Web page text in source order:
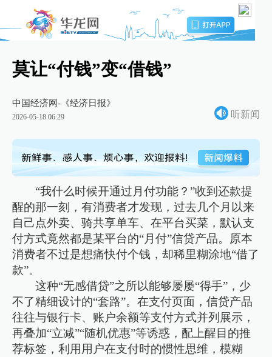
莫让“付钱”变“借钱”
中国经济网-《经济日报》
2026-05-18 06:29 听新闻
“我什么时候开通过月付功能？”收到还款提
醒的那一刻，有消费者才发现，过去几个月以来
自己点外卖、骑共享单车、在平台买菜，默认支
付方式竟然都是某平台的“月付”信贷产品。原本
消费者不过是想痛快付个钱，却稀里糊涂地“借了
款”。
这种“无感借贷”之所以能够屡屡“得手”，少
不了精细设计的“套路”。在支付页面，信贷产品
往往与银行卡、账户余额等支付方式并列展示，
再叠加“立减”“随机优惠”等诱惑，配上醒目的推
荐标签，利用用户在支付时的惯性思维，模糊